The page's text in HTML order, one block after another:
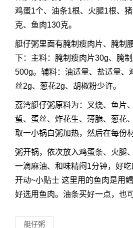
鸡蛋1个、油条1根、火腿1根、
克、鱼肉130克。
艇仔粥里面有腌制瘦肉片、腌制
下：主料：腌制瘦肉片30g、腌
500g。辅料：油适量、盐适量、
丝2g、葱花2g、胡椒粉少许。
荔湾艇仔粥原料为：叉烧、鱼片
蜇、蛋丝、炸花生、薄脆、葱花
取一小锅白粥加热，然后在每份
粥开锅，依次放入鸡蛋条、火腿
一滴麻油、和味精闷1分钟，好吃
开动~小贴士 这里用的鱼肉是用
好选用鱼肉。油条买好一点，也
艇仔粥